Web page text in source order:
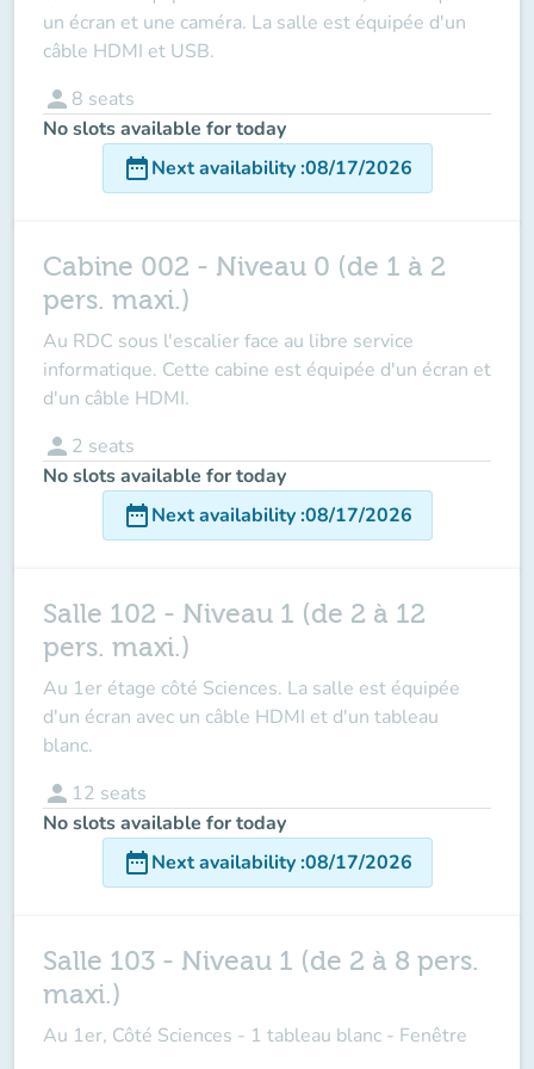
un écran et une caméra. La salle est équipée d'un
câble HDMI et USB.
person 8 seats
No slots available for today
date_rangeNext availability:08/17/2026
Cabine 002 - Niveau 0 (de 1 à 2
pers. maxi.)
Au RDC sous l'escalier face au libre service
informatique. Cette cabine est équipée d'un écran et
d'un câble HDMI.
person 2 seats
No slots available for today
date_rangeNext availability:08/17/2026
Salle 102 - Niveau 1 (de 2 à 12
pers. maxi.)
Au 1er étage côté Sciences. La salle est équipée
d'un écran avec un câble HDMI et d'un tableau
blanc.
person 12 seats
No slots available for today
date_rangeNext availability:08/17/2026
Salle 103 - Niveau 1 (de 2 à 8 pers.
maxi.)
Au 1er, Côté Sciences - 1 tableau blanc - Fenêtre